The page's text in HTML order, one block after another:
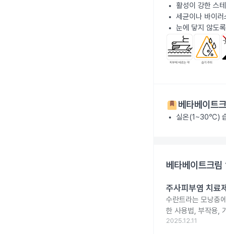
활성이 강한 스
세균이나 바이
눈에 닿지 않도
베타베이트
실온(1~30℃)
베타베이트크
주사피부염 치료
수란트라는 모낭충
한 사용법, 부작용,
2025.12.11